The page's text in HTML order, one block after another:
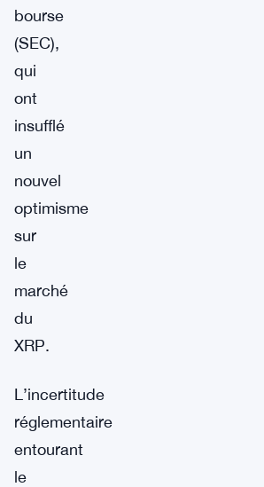
bourse
(SEC),
qui
ont
insufflé
un
nouvel
optimisme
sur
le
marché
du
XRP.
L’incertitude
réglementaire
entourant
le